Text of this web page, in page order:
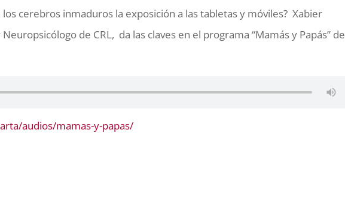
cerebros inmaduros la exposición a las tabletas y móviles? Xabier
de CRL, da las claves en el programa “Mamás y Papás” de
audios/mamas-y-papas/